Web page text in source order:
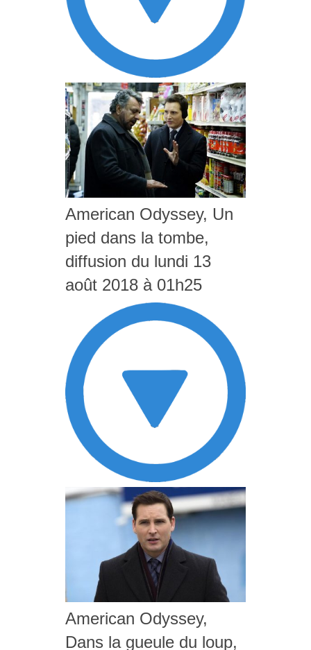
American Odyssey, Un
pied dans la tombe,
diffusion du lundi 13
août 2018 à 01h25
American Odyssey,
Dans la gueule du loup,